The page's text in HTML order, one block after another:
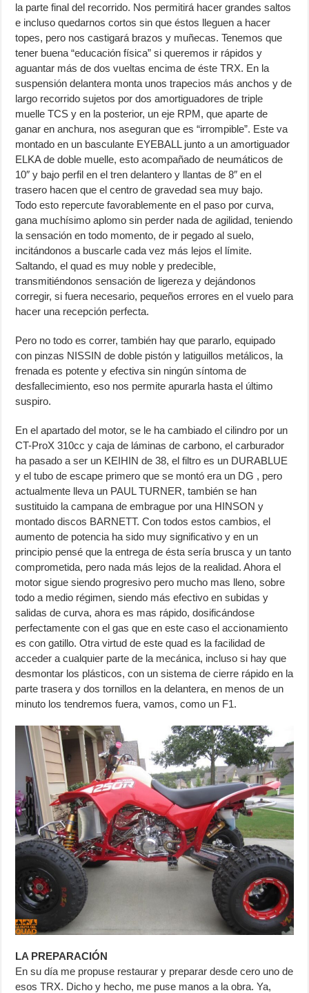
la parte final del recorrido. Nos permitirá hacer grandes saltos
e incluso quedarnos cortos sin que éstos lleguen a hacer
topes, pero nos castigará brazos y muñecas. Tenemos que
tener buena “educación física” si queremos ir rápidos y
aguantar más de dos vueltas encima de éste TRX. En la
suspensión delantera monta unos trapecios más anchos y de
largo recorrido sujetos por dos amortiguadores de triple
muelle TCS y en la posterior, un eje RPM, que aparte de
ganar en anchura, nos aseguran que es “irrompible”. Este va
montado en un basculante EYEBALL junto a un amortiguador
ELKA de doble muelle, esto acompañado de neumáticos de
10″ y bajo perfil en el tren delantero y llantas de 8″ en el
trasero hacen que el centro de gravedad sea muy bajo.
Todo esto repercute favorablemente en el paso por curva,
gana muchísimo aplomo sin perder nada de agilidad, teniendo
la sensación en todo momento, de ir pegado al suelo,
incitándonos a buscarle cada vez más lejos el límite.
Saltando, el quad es muy noble y predecible,
transmitiéndonos sensación de ligereza y dejándonos
corregir, si fuera necesario, pequeños errores en el vuelo para
hacer una recepción perfecta.
Pero no todo es correr, también hay que pararlo, equipado
con pinzas NISSIN de doble pistón y latiguillos metálicos, la
frenada es potente y efectiva sin ningún síntoma de
desfallecimiento, eso nos permite apurarla hasta el último
suspiro.
En el apartado del motor, se le ha cambiado el cilindro por un
CT-ProX 310cc y caja de láminas de carbono, el carburador
ha pasado a ser un KEIHIN de 38, el filtro es un DURABLUE
y el tubo de escape primero que se montó era un DG , pero
actualmente lleva un PAUL TURNER, también se han
sustituido la campana de embrague por una HINSON y
montado discos BARNETT. Con todos estos cambios, el
aumento de potencia ha sido muy significativo y en un
principio pensé que la entrega de ésta sería brusca y un tanto
comprometida, pero nada más lejos de la realidad. Ahora el
motor sigue siendo progresivo pero mucho mas lleno, sobre
todo a medio régimen, siendo más efectivo en subidas y
salidas de curva, ahora es mas rápido, dosificándose
perfectamente con el gas que en este caso el accionamiento
es con gatillo. Otra virtud de este quad es la facilidad de
acceder a cualquier parte de la mecánica, incluso si hay que
desmontar los plásticos, con un sistema de cierre rápido en la
parte trasera y dos tornillos en la delantera, en menos de un
minuto los tendremos fuera, vamos, como un F1.
LA PREPARACIÓN
En su día me propuse restaurar y preparar desde cero uno de
esos TRX. Dicho y hecho, me puse manos a la obra. Ya,